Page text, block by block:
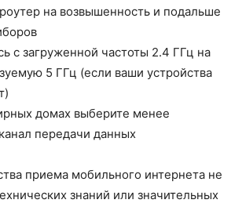
на возвышенность и подальше
с загруженной частоты 2.4 ГГц на
5 ГГц (если ваши устройства
домах выберите менее
передачи данных
приема мобильного интернета не
знаний или значительных